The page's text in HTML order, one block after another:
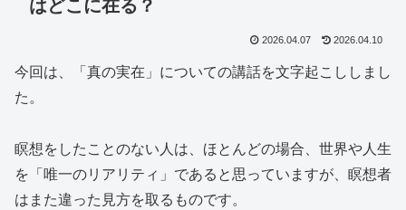
はどこに在る？
2026.04.07 2026.04.10
今回は、「真の実在」についての講話を文字起こししまし
た。
瞑想をしたことのない人は、ほとんどの場合、世界や人生
を「唯一のリアリティ」であると思っていますが、瞑想者
はまた違った見方を取るものです。